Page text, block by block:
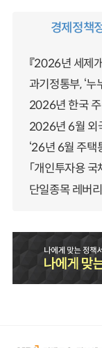
경제정책
『2026년 세제
과기정통부, ‘
2026년 한국
2026년 6월 외
‘26년 6월 주택
「개인투자용